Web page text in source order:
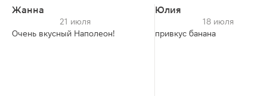
Жанна
21 июля
Очень вкусный Наполеон!
Юлия
18 июля
привкус банана